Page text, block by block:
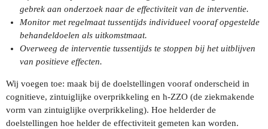
gebrek aan onderzoek naar de effectiviteit van de interventie.
Monitor met regelmaat tussentijds individueel vooraf opgestelde
behandeldoelen als uitkomstmaat.
Overweeg de interventie tussentijds te stoppen bij het uitblijven
van positieve effecten.
Wij voegen toe: maak bij de doelstellingen vooraf onderscheid in
cognitieve, zintuiglijke overprikkeling en h-ZZO (de ziekmakende
vorm van zintuiglijke overprikkeling). Hoe helderder de
doelstellingen hoe helder de effectiviteit gemeten kan worden.